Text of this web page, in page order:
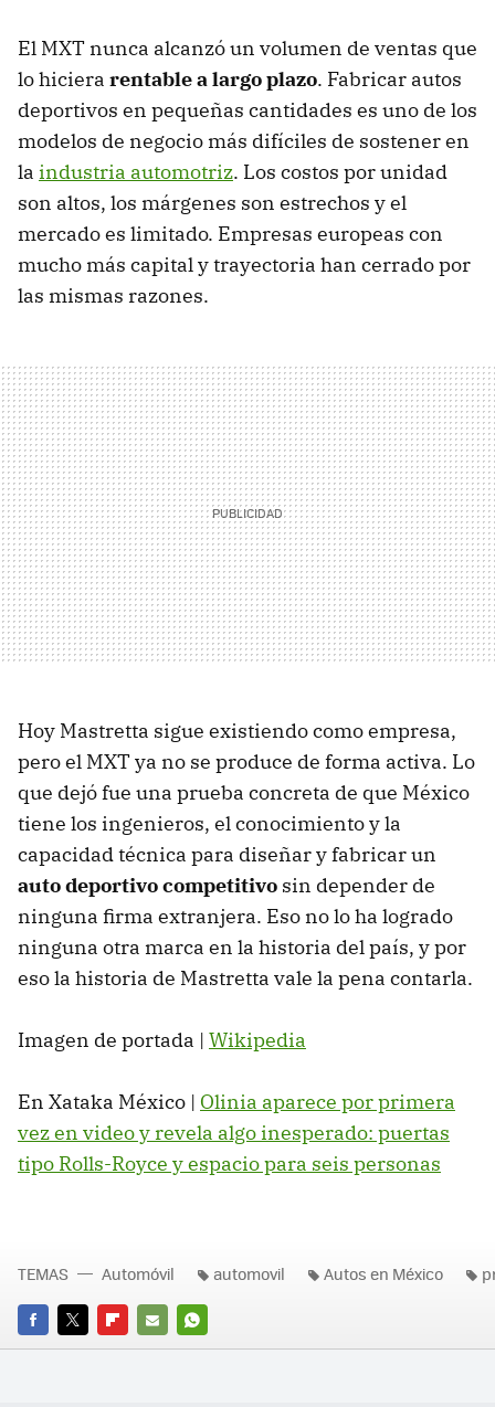
El MXT nunca alcanzó un volumen de ventas que
lo hiciera rentable a largo plazo. Fabricar autos
deportivos en pequeñas cantidades es uno de los
modelos de negocio más difíciles de sostener en
la industria automotriz. Los costos por unidad
son altos, los márgenes son estrechos y el
mercado es limitado. Empresas europeas con
mucho más capital y trayectoria han cerrado por
las mismas razones.
Hoy Mastretta sigue existiendo como empresa,
pero el MXT ya no se produce de forma activa. Lo
que dejó fue una prueba concreta de que México
tiene los ingenieros, el conocimiento y la
capacidad técnica para diseñar y fabricar un
auto deportivo competitivo sin depender de
ninguna firma extranjera. Eso no lo ha logrado
ninguna otra marca en la historia del país, y por
eso la historia de Mastretta vale la pena contarla.
Imagen de portada | Wikipedia
En Xataka México | Olinia aparece por primera
vez en video y revela algo inesperado: puertas
tipo Rolls-Royce y espacio para seis personas
FACEBOOK
TWITTERFLIPBOARD
E-
WHATSAPP
TEMAS Automóvil automovil Autos en México